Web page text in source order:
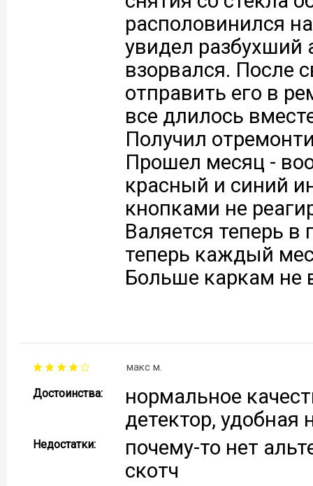
располовинился
увидел разбухший
взорвался. После
отправить его в
все длилось
Получил
Прошел месяц -
красный и синий
кнопками не
Валяется теперь
теперь каждый
Больше каркам не
макс м.
Достоинства:
нормальное
детектор, удобная
Недостатки:
почему-то нет
скотч